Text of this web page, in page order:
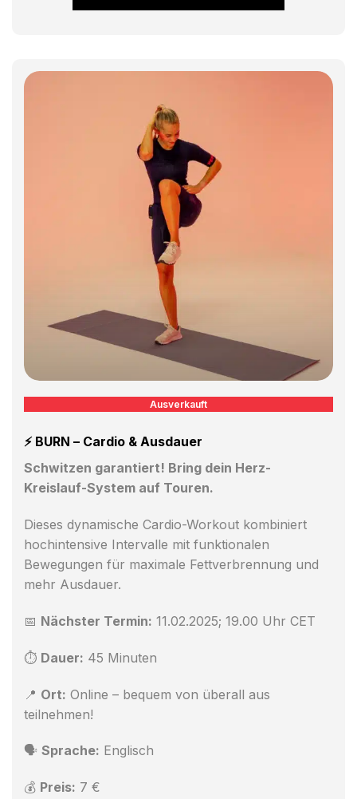
Ausverkauft
⚡️ BURN – Cardio & Ausdauer
Schwitzen garantiert! Bring dein Herz-
Kreislauf-System auf Touren.
Dieses dynamische Cardio-Workout kombiniert
hochintensive Intervalle mit funktionalen
Bewegungen für maximale Fettverbrennung und
mehr Ausdauer.
📅 Nächster Termin: 11.02.2025; 19.00 Uhr CET
⏱ Dauer: 45 Minuten
📍 Ort: Online – bequem von überall aus
teilnehmen!
🗣 Sprache: Englisch
💰 Preis: 7 €